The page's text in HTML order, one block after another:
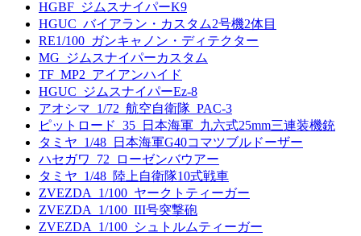
HGBF_ジムスナイパーK9
HGUC_バイアラン・カスタム2号機2体目
RE1/100_ガンキャノン・ディテクター
MG_ジムスナイパーカスタム
TF_MP2_アイアンハイド
HGUC_ジムスナイパーEz-8
アオシマ_1/72_航空自衛隊_PAC-3
ピットロード_35_日本海軍_九六式25mm三連装機銃
タミヤ_1/48_日本海軍G40コマツブルドーザー
ハセガワ_72_ローゼンバウアー
タミヤ_1/48_陸上自衛隊10式戦車
ZVEZDA_1/100_ヤークトティーガー
ZVEZDA_1/100_III号突撃砲
ZVEZDA_1/100_シュトルムティーガー